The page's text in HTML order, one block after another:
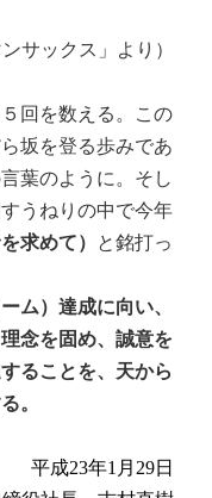
サックス」より）
回を数える。この
坂を登る歩みであ
言葉のように。そし
うねりの中で今年
求めて）
と銘打っ
ム）達成に向い、
念を固め、誠意を
ることを、天から
。
平成23年1月29日